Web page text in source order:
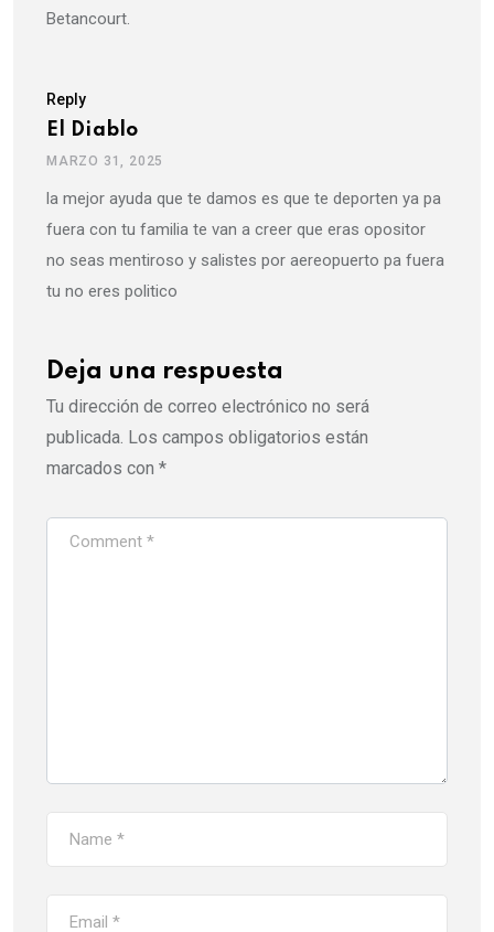
Betancourt.
Reply
El Diablo
MARZO 31, 2025
la mejor ayuda que te damos es que te deporten ya pa
fuera con tu familia te van a creer que eras opositor
no seas mentiroso y salistes por aereopuerto pa fuera
tu no eres politico
Deja una respuesta
Tu dirección de correo electrónico no será
publicada. Los campos obligatorios están
marcados con *